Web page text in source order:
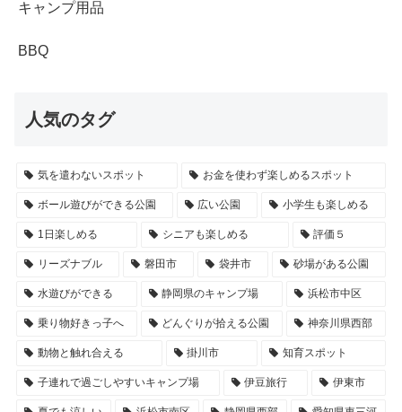
キャンプ用品
BBQ
人気のタグ
気を遣わないスポット お金を使わず楽しめるスポット
ボール遊びができる公園 広い公園 小学生も楽しめる
1日楽しめる シニアも楽しめる 評価５
リーズナブル 磐田市 袋井市 砂場がある公園
水遊びができる 静岡県のキャンプ場 浜松市中区
乗り物好きっ子へ どんぐりが拾える公園 神奈川県西部
動物と触れ合える 掛川市 知育スポット
子連れで過ごしやすいキャンプ場 伊豆旅行 伊東市